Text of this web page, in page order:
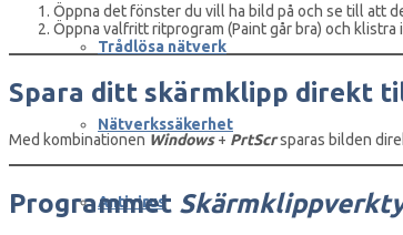
Trådlösa nätverk
Nätverkssäkerhet
Antivirus
Öppna det fönster du vill ha bild på och se till att
Öppna valfritt ritprogram (Paint går bra) och klistra
Spara ditt skärmklipp direkt
Med kombinationen Windows+ PrtScrsparas bilden
Programmet